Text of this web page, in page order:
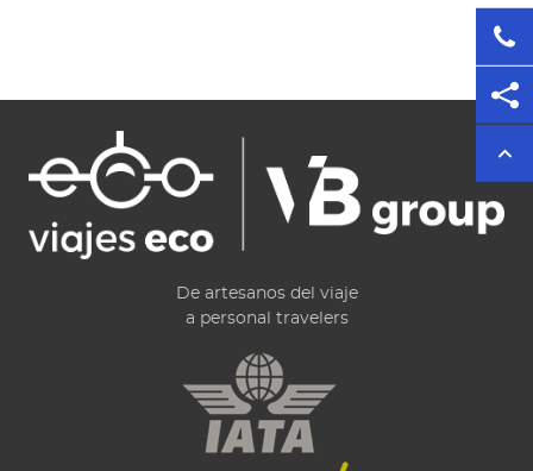
De artesanos del viaje
a personal travelers